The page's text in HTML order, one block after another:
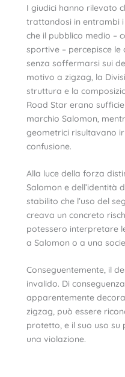
I giudici hanno rilevato
trattandosi in entrambi
che il pubblico medio –
sportive – percepisce
senza soffermarsi sui
motivo a zigzag, la
struttura e la
Road Star erano
marchio Salomon,
geometrici risultavano
confusione.
Alla luce della forza
Salomon e dell’identità
stabilito che l’uso del
creava un concreto
potessero interpretare
a Salomon o a una
Conseguentemente, il
invalido. Di
apparentemente
zigzag, può essere
protetto, e il suo uso
una violazione.